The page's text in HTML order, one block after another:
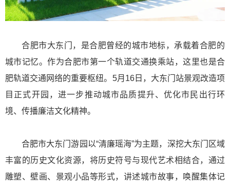
合肥市大东门，是合肥曾经的城市地标，承载着合肥的
城市记忆。作为合肥市第一个轨道交通换乘站，这里也是合
肥轨道交通网络的重要枢纽。5月16日，大东门站景观改造项
目正式开园，进一步推动城市品质提升、优化市民出行环
境、传播廉洁文化精神。
合肥市大东门游园以“清廉瑶海”为主题，深挖大东门区域
丰富的历史文化资源，将历史符号与现代艺术相结合，通过
雕塑、壁画、景观小品等形式，讲述城市故事，唤醒集体记